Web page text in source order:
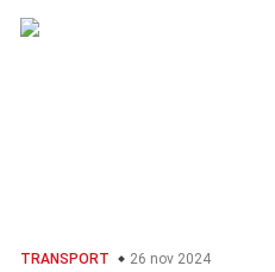
TRANSPORT 26 nov 2024